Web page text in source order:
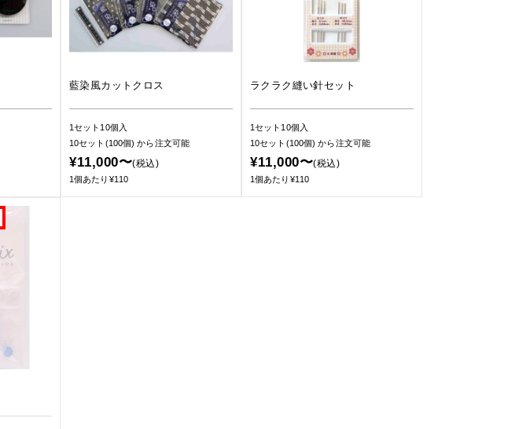
藍染風カットクロス
1セット10個入
10セット(100個)から注文可能
¥11,000〜(税込)
1個あたり¥110
ラクラク縫い針セット
1セット10個入
10セット(100個)から注文可能
¥11,000〜(税込)
1個あたり¥110